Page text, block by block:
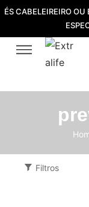
ÉS CABELEIREIRO OU
Filtros